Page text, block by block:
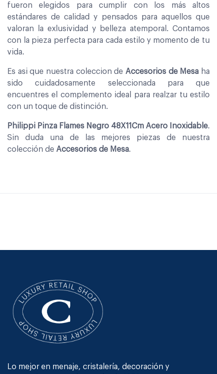
fueron elegidos para cumplir con los más altos
estándares de calidad y pensados para aquellos que
valoran la exlusividad y belleza atemporal. Contamos
con la pieza perfecta para cada estilo y momento de tu
vida.
Es asi que nuestra coleccion de Accesorios de Mesa ha
sido cuidadosamente seleccionada para que
encuentres el complemento ideal para realzar tu estilo
con un toque de distinción.
Philippi Pinza Flames Negro 48X11Cm Acero Inoxidable.
Sin duda una de las mejores piezas de nuestra
colección de Accesorios de Mesa.
Lo mejor en menaje, cristalería, decoración y